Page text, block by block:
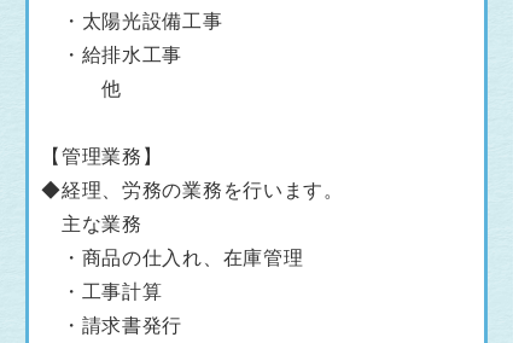
・太陽光設備工事
・給排水工事
他
【管理業務】
◆経理、労務の業務を行います。
主な業務
・商品の仕入れ、在庫管理
・工事計算
・請求書発行